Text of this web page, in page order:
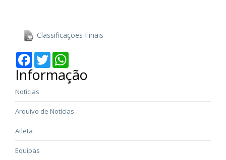
Classificações Finais
Facebook
Twitter
Informação
Notícias
Arquivo de Notícias
Atleta
Equipas